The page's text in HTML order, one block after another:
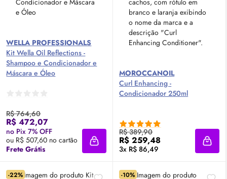
WELLA PROFESSIONALS
Kit WellaOil Reflections -
Shampoo e Condicionador e
Máscara e Óleo
R$ 764,60
R$ 472,07
no Pix 7% OFF
ou R$ 507,60 no cartão
Frete Grátis
Adicionar à sacola
MOROCCANOIL
Curl Enhancing -
Condicionador 250ml
R$ 389,90
R$ 259,48
3x R$ 86,49
-22% -10%